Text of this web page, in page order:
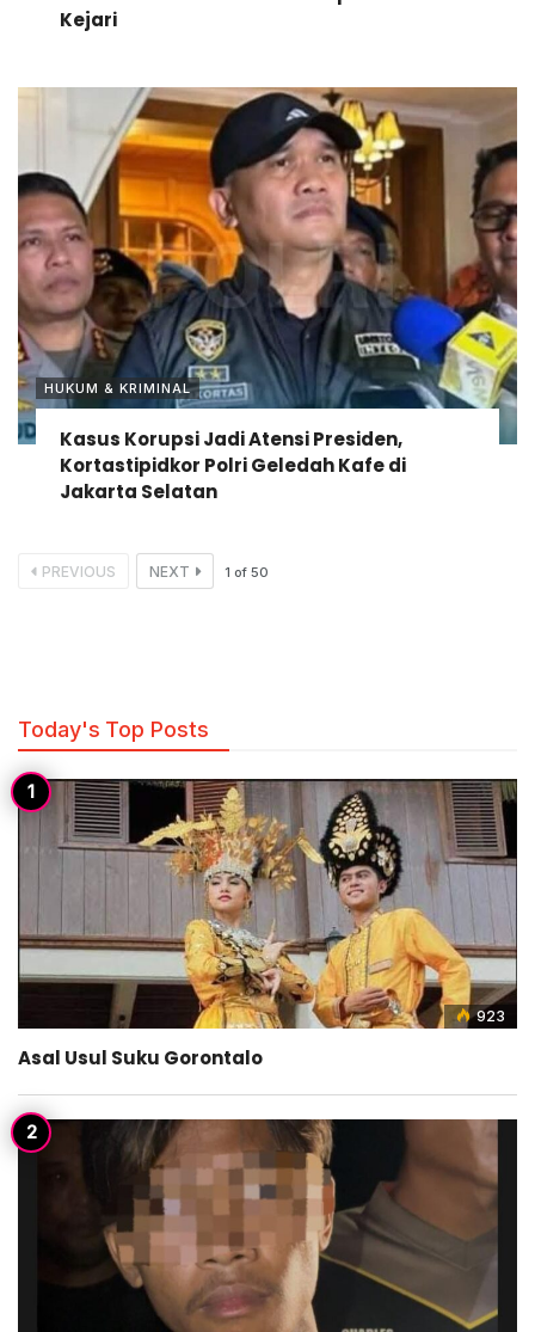
Kejari
HUKUM & KRIMINAL
Kasus Korupsi Jadi Atensi Presiden,
Kortastipidkor Polri Geledah Kafe di
Jakarta Selatan
PREVIOUS NEXT 1 of 50
Today's Top Posts
923
Asal Usul Suku Gorontalo